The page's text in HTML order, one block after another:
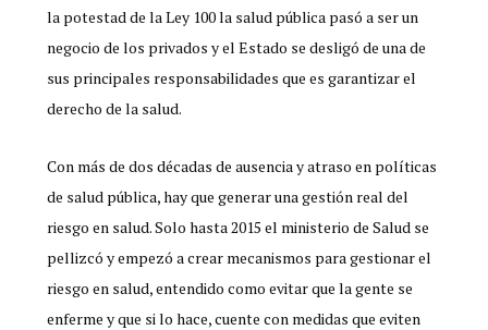
la potestad de la Ley 100 la salud pública pasó a ser un
negocio de los privados y el Estado se desligó de una de
sus principales responsabilidades que es garantizar el
derecho de la salud.
Con más de dos décadas de ausencia y atraso en políticas
de salud pública, hay que generar una gestión real del
riesgo en salud. Solo hasta 2015 el ministerio de Salud se
pellizcó y empezó a crear mecanismos para gestionar el
riesgo en salud, entendido como evitar que la gente se
enferme y que si lo hace, cuente con medidas que eviten